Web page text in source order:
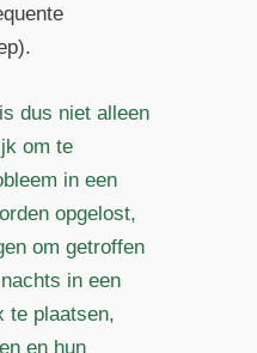
dus niet alleen
om te
in een
opgelost,
om getroffen
in een
te plaatsen,
en hun